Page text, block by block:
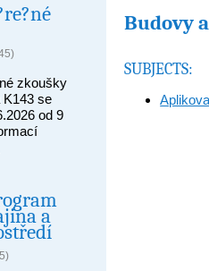
zkoušky
K143 se
od 9
a
Budovy
SUBJECTS: